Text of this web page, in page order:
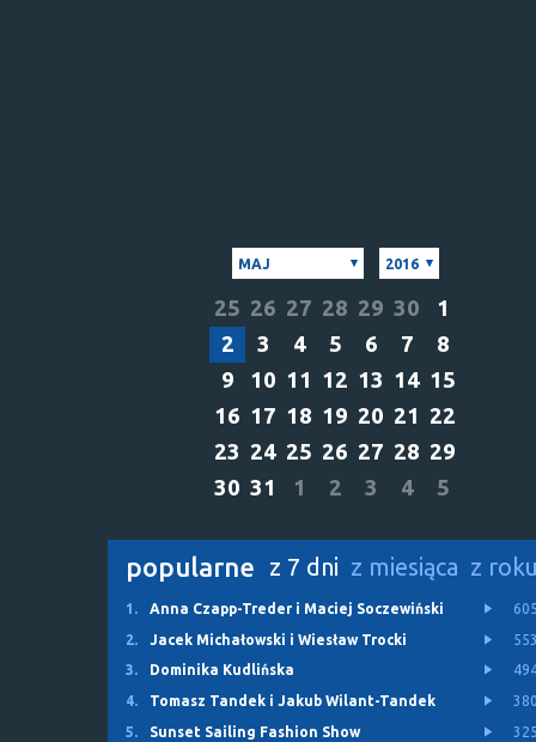
MAJ 2016
25 26 27 28 29 30
1
2
3 4 5 6 7
8
9
10 11 12 13 14 15
16 17 18 19 20 21 22
23 24 25 26 27 28 29
30 31 1 2 3 4 5
popularne z 7 dni z miesiąca z
1. Anna Czapp-Treder i Maciej Soczewiński
2.
Jacek Michałowski i Wiesław Trocki
3.
Dominika Kudlińska
4.
Tomasz Tandek i Jakub Wilant-Tandek
5.
Sunset Sailing Fashion Show